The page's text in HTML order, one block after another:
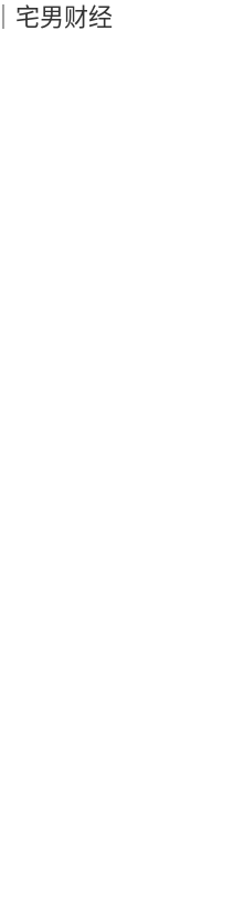
宅男财经